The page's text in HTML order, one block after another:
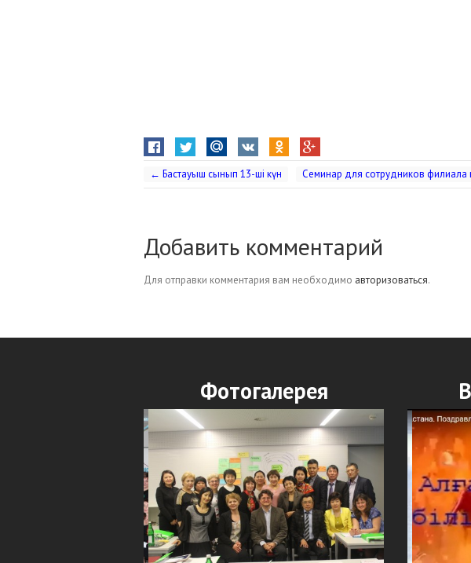
← Бастауыш сынып 13-шi күн Семинар для сотрудников
Добавить комментарий
Для отправки комментария вам необходимо авторизоваться.
Фотогалерея